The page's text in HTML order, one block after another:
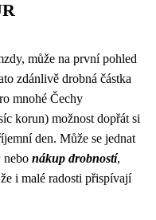
může na první pohled
zdánlivě drobná částka
mnohé Čechy
korun) možnost dopřát si
den. Může se jednat
nebo nákup drobností,
i malé radosti přispívají